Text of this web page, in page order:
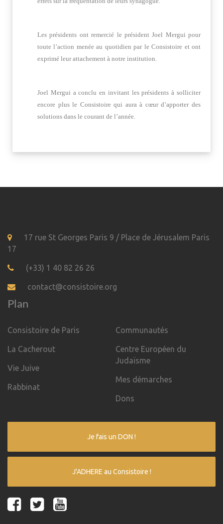
Les présidents ont remercié le président Joel Mergui pour
toute l’action menée au quotidien par le Consistoire et ont
exprimé leur attachement à notre institution.
Joel Mergui a conclu en invitant les présidents à solliciter
encore plus le Consistoire qui aura à cœur d’apporter des
solutions dans le courant de l’année.
17 rue St Georges Paris 9 / Place de Jérusalem Paris
17
(+33) 1 40 82 26 26
contact@consistoire.org
Plan
Consistoire de Paris
La Cacherout
Vie Juive
Rabbinat
Communautés
Centre Européen du
Judaïsme
Mes démarches
Dons
Je fais un DON !
J'ADHERE au Consistoire !